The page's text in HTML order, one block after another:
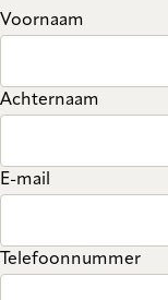
Voornaam
Achternaam
E-mail
Telefoonnummer